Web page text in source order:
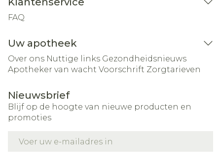
FAQ
Uw apotheek
Over ons Nuttige links Gezondheidsnieuws
Apotheker van wacht Voorschrift Zorgtarieven
Nieuwsbrief
Blijf op de hoogte van nieuwe producten en
promoties